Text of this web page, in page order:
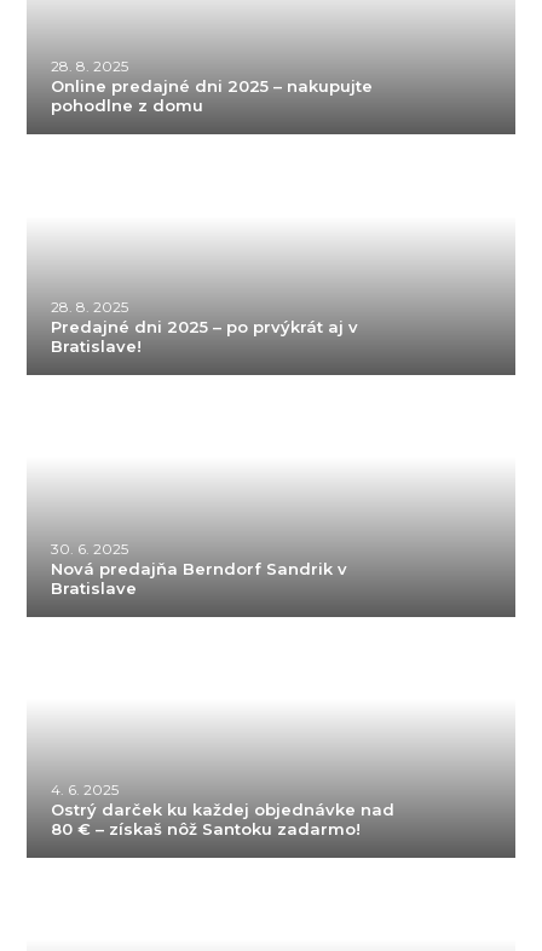
28. 8. 2025
Online predajné dni 2025 – nakupujte
pohodlne z domu
28. 8. 2025
Predajné dni 2025 – po prvýkrát aj v
Bratislave!
30. 6. 2025
Nová predajňa Berndorf Sandrik v
Bratislave
4. 6. 2025
Ostrý darček ku každej objednávke nad
80 € – získaš nôž Santoku zadarmo!